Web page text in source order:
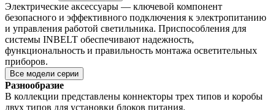
Электрические аксессуары — ключевой компонент
безопасного и эффективного подключения к электропитанию
и управления работой светильника. Приспособления для
системы INBELT обеспечивают надежность,
функциональность и правильность монтажа осветительных
приборов.
Все модели серии
Разнообразие
В коллекции представлены коннекторы трех типов и коробы
двух типов для установки блоков питания.